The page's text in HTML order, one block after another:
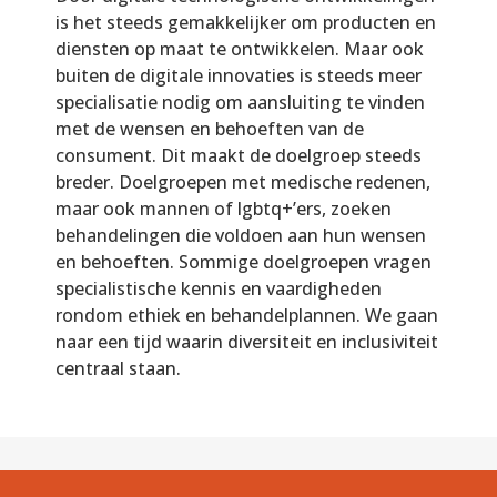
is het steeds gemakkelijker om producten en
diensten op maat te ontwikkelen. Maar ook
buiten de digitale innovaties is steeds meer
specialisatie nodig om aansluiting te vinden
met de wensen en behoeften van de
consument. Dit maakt de doelgroep steeds
breder. Doelgroepen met medische redenen,
maar ook mannen of lgbtq+’ers, zoeken
behandelingen die voldoen aan hun wensen
en behoeften. Sommige doelgroepen vragen
specialistische kennis en vaardigheden
rondom ethiek en behandelplannen. We gaan
naar een tijd waarin diversiteit en inclusiviteit
centraal staan.